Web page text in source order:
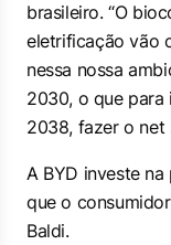
brasileiro. “O
eletrificação vão
nessa nossa
2030, o que para
2038, fazer o net
A BYD investe
que o
Baldi.